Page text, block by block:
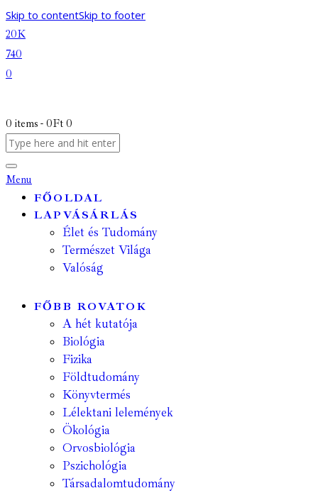
Skip to contentSkip to footer
20K
740
0
0 items - 0Ft 0
Menu
FŐOLDAL
LAPVÁSÁRLÁS
Élet és Tudomány
Természet Világa
Valóság
FŐBB ROVATOK
A hét kutatója
Biológia
Fizika
Földtudomány
Könyvtermés
Lélektani lelemények
Ökológia
Orvosbiológia
Pszichológia
Társadalomtudomány